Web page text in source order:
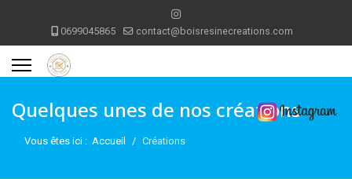
0699045865 contact@boisresinecreations.com
Quelques unes de nos créations
Vous êtes ici : Accueil Créations